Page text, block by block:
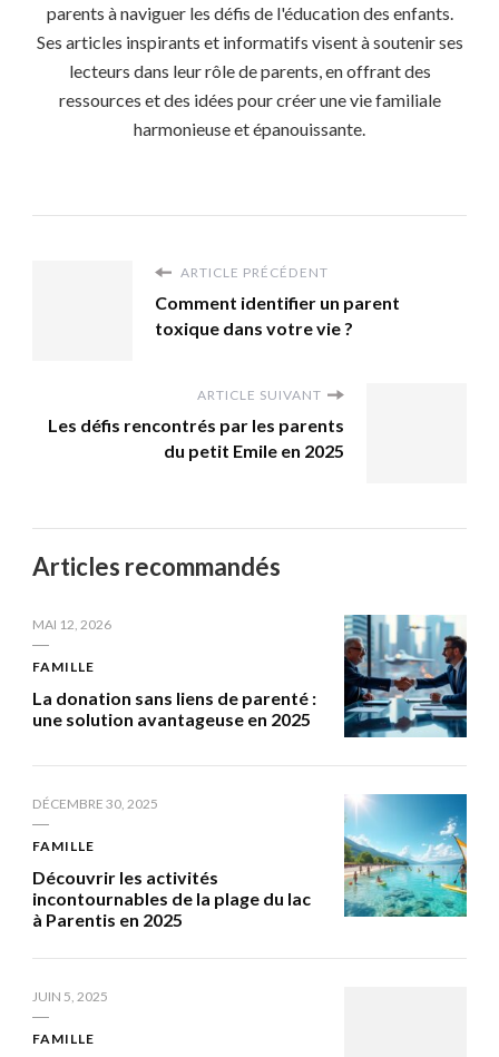
parents à naviguer les défis de l'éducation des enfants.
Ses articles inspirants et informatifs visent à soutenir ses
lecteurs dans leur rôle de parents, en offrant des
ressources et des idées pour créer une vie familiale
harmonieuse et épanouissante.
ARTICLE PRÉCÉDENT
Comment identifier un parent
toxique dans votre vie ?
ARTICLE SUIVANT
Les défis rencontrés par les parents
du petit Emile en 2025
Articles recommandés
MAI 12, 2026
FAMILLE
La donation sans liens de parenté :
une solution avantageuse en 2025
DÉCEMBRE 30, 2025
FAMILLE
Découvrir les activités
incontournables de la plage du lac
à Parentis en 2025
JUIN 5, 2025
FAMILLE